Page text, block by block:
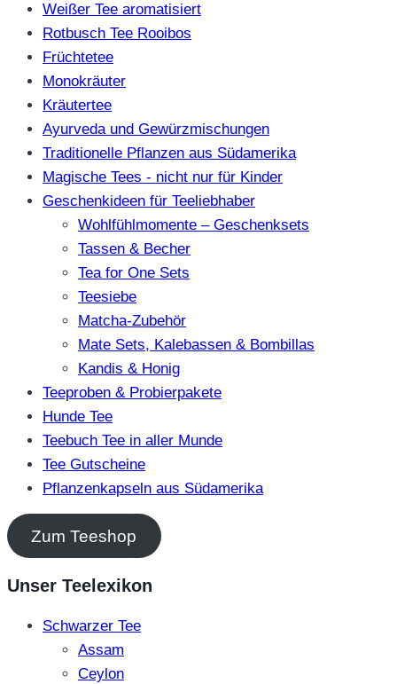
Weißer Tee aromatisiert
Rotbusch Tee Rooibos
Früchtetee
Monokräuter
Kräutertee
Ayurveda und Gewürzmischungen
Traditionelle Pflanzen aus Südamerika
Magische Tees - nicht nur für Kinder
Geschenkideen für Teeliebhaber
Wohlfühlmomente – Geschenksets
Tassen & Becher
Tea for One Sets
Teesiebe
Matcha-Zubehör
Mate Sets, Kalebassen & Bombillas
Kandis & Honig
Teeproben & Probierpakete
Hunde Tee
Teebuch Tee in aller Munde
Tee Gutscheine
Pflanzenkapseln aus Südamerika
Zum Teeshop
Unser Teelexikon
Schwarzer Tee
Assam
Ceylon